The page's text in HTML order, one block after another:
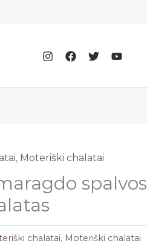
, Moteriški chalatai
spalvos
chalatai, Moteriški chalatai